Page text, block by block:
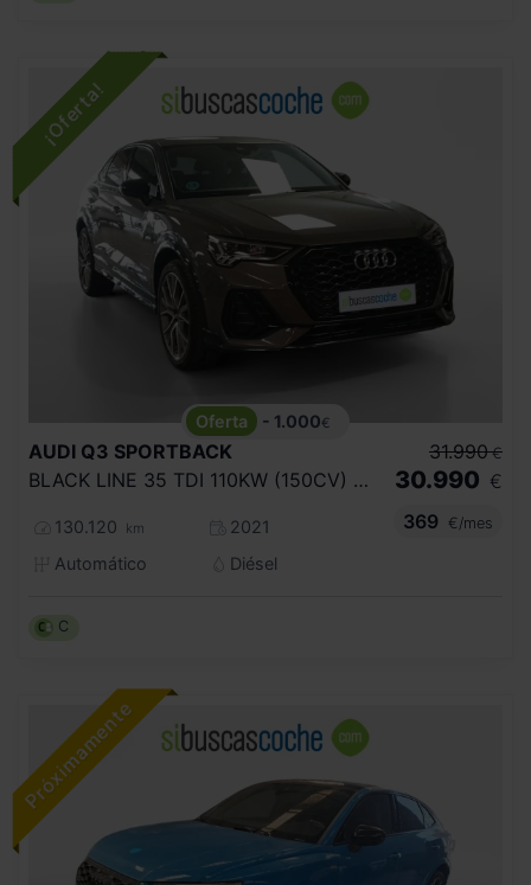
- 1.000€
AUDI Q3 SPORTBACK
BLACK LINE 35 TDI 110KW (150CV) S TRONIC
130.120 km
2021
Automático
Diésel
31.990 €
30.990 €
369
€/mes
C